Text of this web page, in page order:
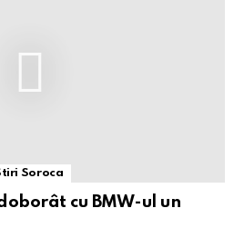
Soroca
cu BMW-ul un